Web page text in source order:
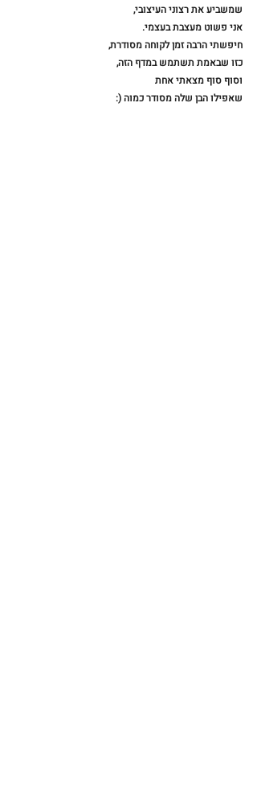
שמשביע את רצוני העיצובי,
אני פשוט מעצבת בעצמי.
חיפשתי הרבה זמן לקוחה מסודרת,
כזו שבאמת תשתמש במדף הזה,
וסוף סוף מצאתי אחת
שאפילו הבן שלה מסודר כמוה (: